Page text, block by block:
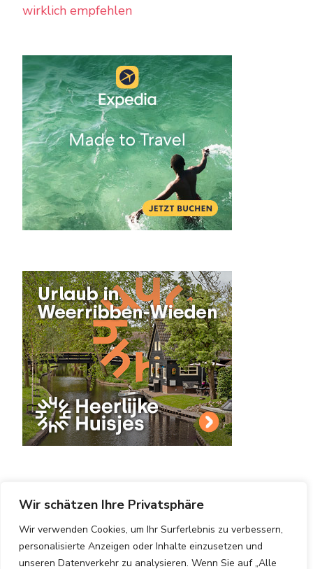
Wir schätzen Ihre Privatsphäre
Wir verwenden Cookies, um Ihr Surferlebnis zu verbessern,
personalisierte Anzeigen oder Inhalte einzusetzen und
unseren Datenverkehr zu analysieren. Wenn Sie auf „Alle
wirklich empfehlen
Copyright © 2025 Hotels Vergleichen.Impressum
Datenschutzerklärung|Blossom PinThis | Entwickelt